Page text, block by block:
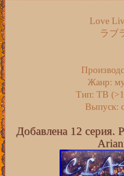
Love
ラブ
Жанр:
Тип: ТВ
Выпуск:
Добавлена 12 серия.